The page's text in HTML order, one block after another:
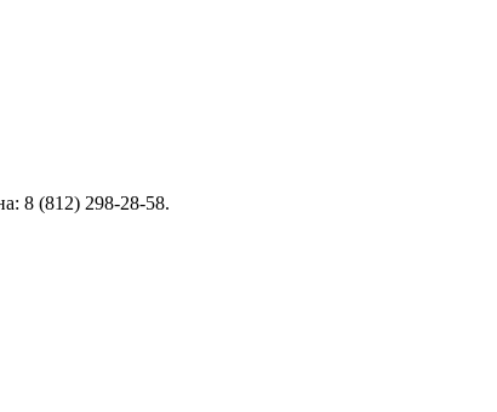
8 (812) 298-28-58.